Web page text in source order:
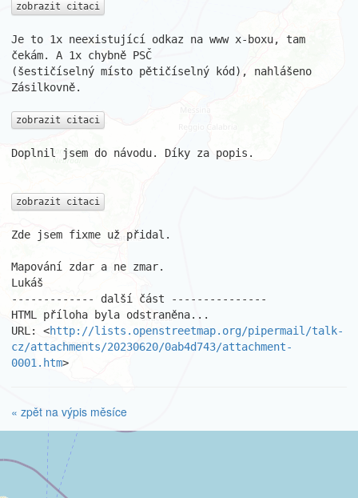
zobrazit citaci
Je to 1x neexistující odkaz na www x-boxu, tam
čekám. A 1x chybně PSČ
(šestičíselný místo pětičíselný kód), nahlášeno
Zásilkovně.
zobrazit citaci
Doplnil jsem do návodu. Díky za popis.
zobrazit citaci
Zde jsem fixme už přidal.
Mapování zdar a ne zmar.
Lukáš
------------- další část ---------------
HTML příloha byla odstraněna...
URL: <http://lists.openstreetmap.org/pipermail/talk-
cz/attachments/20230620/0ab4d743/attachment-
0001.htm>
« zpět na výpis měsíce